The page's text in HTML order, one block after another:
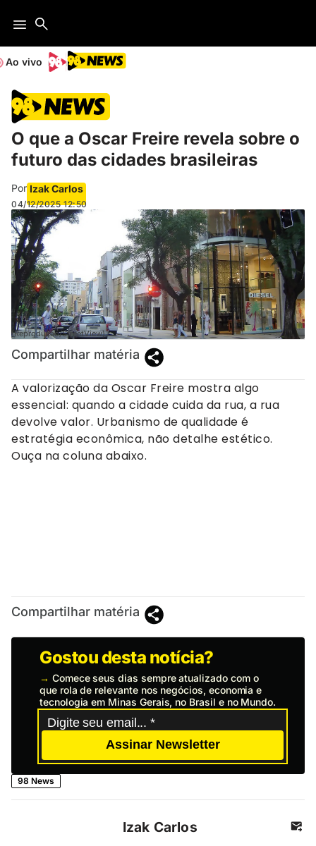
Ao vivo
O que a Oscar Freire revela sobre o
futuro das cidades brasileiras
Por Izak Carlos
04/12/2025 12:50
(Reprodução/StreetView)
Compartilhar matéria
A valorização da Oscar Freire mostra algo
essencial: quando a cidade cuida da rua, a rua
devolve valor. Urbanismo de qualidade é
estratégia econômica, não detalhe estético.
Ouça na coluna abaixo.
Compartilhar matéria
Gostou desta notícia?
→ Comece seus dias sempre atualizado com o
que rola de relevante nos negócios, economia e
tecnologia em Minas Gerais, no Brasil e no Mundo.
Assinar Newsletter
98 News
Izak Carlos